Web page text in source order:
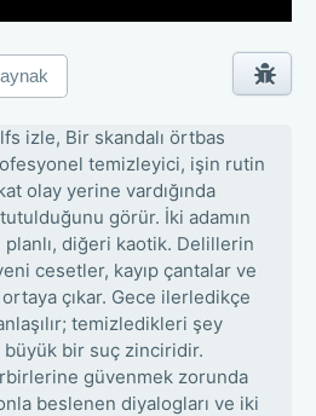
izle, Bir skandalı örtbas
temizleyici, işin rutin
olay yerine vardığında
görür. İki adamın
planlı, diğeri kaotik. Delillerin
cesetler, kayıp çantalar ve
çıkar. Gece ilerledikçe
temizledikleri şey
büyük bir suç zinciridir.
güvenmek zorunda
beslenen diyalogları ve iki